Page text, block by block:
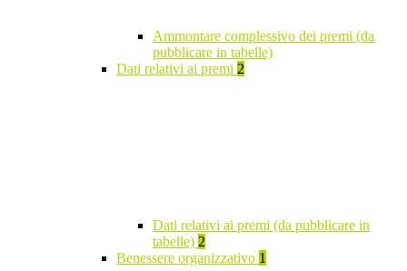
Ammontare complessivo dei premi (da
pubblicare in tabelle)
Dati relativi ai premi 2
Dati relativi ai premi (da pubblicare in
tabelle) 2
Benessere organizzativo 1